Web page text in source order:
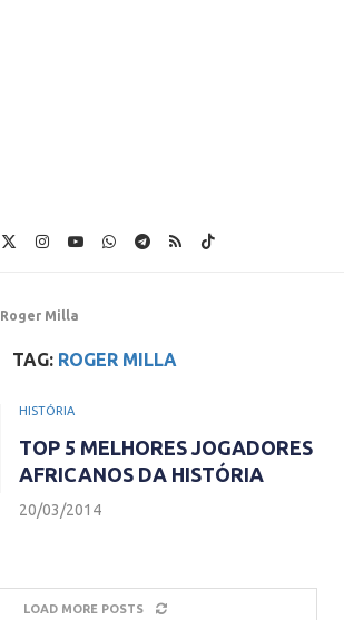
Roger Milla
TAG: ROGER MILLA
HISTÓRIA
TOP 5 MELHORES JOGADORES
AFRICANOS DA HISTÓRIA
20/03/2014
LOAD MORE POSTS